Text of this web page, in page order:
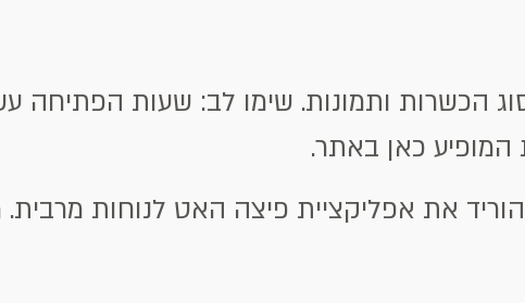
הכשרות ותמונות. שימו לב: שעות הפתיחה
המופיע כאן באתר.
את אפליקציית פיצה האט לנוחות מרבית.